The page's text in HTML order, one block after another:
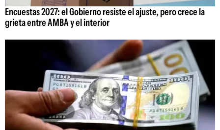
Encuestas 2027: el Gobierno resiste el ajuste, pero crece la
grieta entre AMBA y el interior